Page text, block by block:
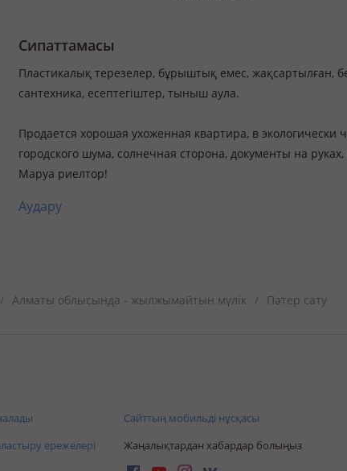
Сипаттамасы
Пластикалық терезелер, бұрыштық емес, жақсартылған,
сантехника, есептегіштер, тыныш аула.
Продается хорошая ухоженная квартира, в
городского шума, солнечная сторона, документы на
Маруа риелтор!
Аудару
/ Алматы облысында - жылжымайтын мүлік / Пәтер сату
ережелері
Сайттың мобильді нұсқасы
Жаңалықтардан хабардар болыңыз